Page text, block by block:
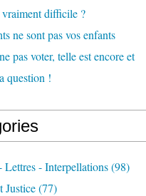
difficile ?
ne sont pas vos enfants
pas voter, telle est encore et
question !
Lettres - Interpellations(98)
Justice(77)